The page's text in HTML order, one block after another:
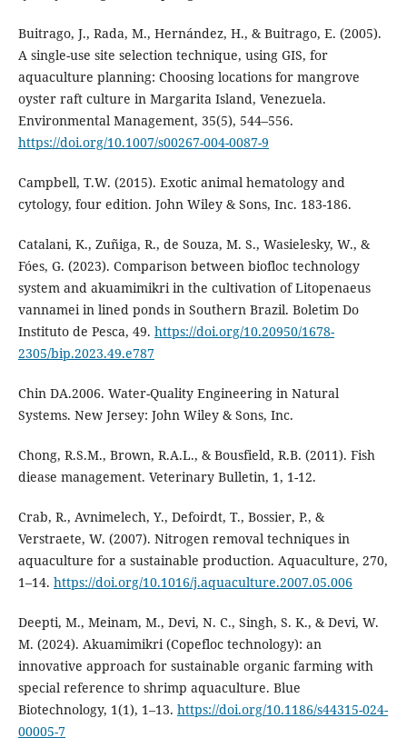
Buitrago, J., Rada, M., Hernández, H., & Buitrago, E. (2005).
A single-use site selection technique, using GIS, for
aquaculture planning: Choosing locations for mangrove
oyster raft culture in Margarita Island, Venezuela.
Environmental Management, 35(5), 544–556.
https://doi.org/10.1007/s00267-004-0087-9
Campbell, T.W. (2015). Exotic animal hematology and
cytology, four edition. John Wiley & Sons, Inc. 183-186.
Catalani, K., Zuñiga, R., de Souza, M. S., Wasielesky, W., &
Fóes, G. (2023). Comparison between biofloc technology
system and akuamimikri in the cultivation of Litopenaeus
vannamei in lined ponds in Southern Brazil. Boletim Do
Instituto de Pesca, 49. https://doi.org/10.20950/1678-
2305/bip.2023.49.e787
Chin DA.2006. Water-Quality Engineering in Natural
Systems. New Jersey: John Wiley & Sons, Inc.
Chong, R.S.M., Brown, R.A.L., & Bousfield, R.B. (2011). Fish
diease management. Veterinary Bulletin, 1, 1-12.
Crab, R., Avnimelech, Y., Defoirdt, T., Bossier, P., &
Verstraete, W. (2007). Nitrogen removal techniques in
aquaculture for a sustainable production. Aquaculture, 270,
1–14. https://doi.org/10.1016/j.aquaculture.2007.05.006
Deepti, M., Meinam, M., Devi, N. C., Singh, S. K., & Devi, W.
M. (2024). Akuamimikri (Copefloc technology): an
innovative approach for sustainable organic farming with
special reference to shrimp aquaculture. Blue
Biotechnology, 1(1), 1–13. https://doi.org/10.1186/s44315-024-
00005-7